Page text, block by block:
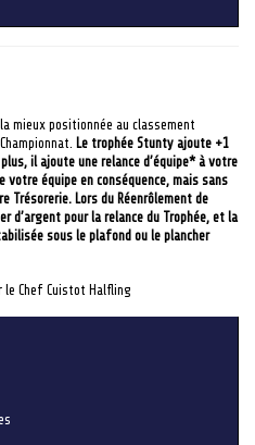
mieux positionnée au classement
Le trophée Stunty ajoute +1
plus, il ajoute une relance d’équipe* à votre
votre équipe en conséquence, mais sans
Trésorerie. Lors du Réenrôlement de
d’argent pour la relance du Trophée, et la
sous le plafond ou le plancher
Chef Cuistot Halfling